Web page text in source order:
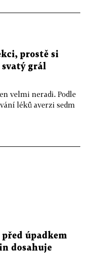
prostě si
grál
velmi neradi. Podle
léků averzi sedm
úpadkem
dosahuje